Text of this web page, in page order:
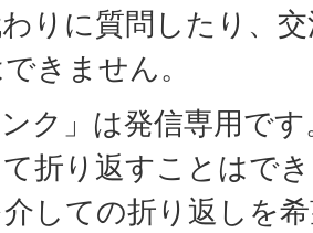
りに質問したり、
きません。
ンク」は発信専用で
折り返すことはで
しての折り返しを